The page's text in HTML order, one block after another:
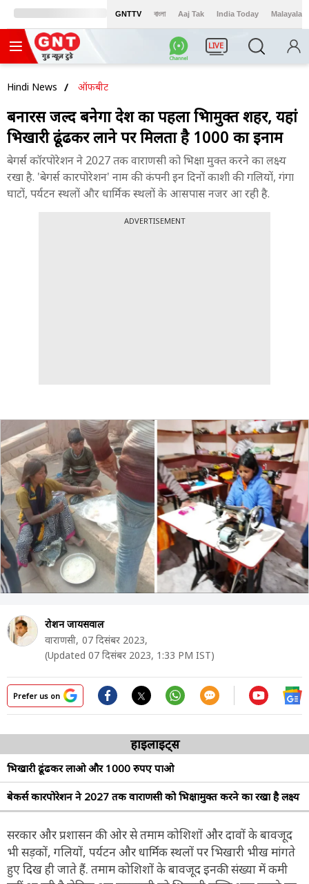
GNTTV বাংলা Aaj Tak India Today Malayalam
LIVE
Hindi News ऑफबीट
बनारस जल्द बनेगा देश का पहला भिक्षामुक्त शहर, यहां
भिखारी ढूंढकर लाने पर मिलता है 1000 का इनाम
बेगर्स कॉरपोरेशन ने 2027 तक वाराणसी को भिक्षा मुक्त करने का लक्ष्य
रखा है. 'बेगर्स कारपोरेशन' नाम की कंपनी इन दिनों काशी की गलियों, गंगा
घाटों, पर्यटन स्थलों और धार्मिक स्थलों के आसपास नजर आ रही है.
ADVERTISEMENT
रोशन जायसवाल
वाराणसी, 07 दिसंबर 2023,
(Updated 07 दिसंबर 2023, 1:33 PM IST)
Prefer us on
हाइलाइट्स
भिखारी ढूंढकर लाओ और 1000 रुपए पाओ
बेकर्स कारपोरेशन ने 2027 तक वाराणसी को भिक्षामुक्त करने का रखा है लक्ष्य
सरकार और प्रशासन की ओर से तमाम कोशिशों और दावों के बावजूद
भी सड़कों, गलियों, पर्यटन और धार्मिक स्थलों पर भिखारी भीख मांगते
हुए दिख ही जाते हैं. तमाम कोशिशों के बावजूद इनकी संख्या में कमी